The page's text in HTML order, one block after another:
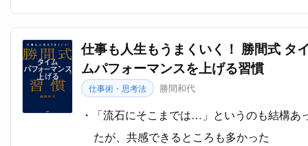
仕事も人生もうまくいく！ 勝間式 タ
ムパフォーマンスを上げる習慣
仕事術・思考法 勝間和代
「流石にそこまでは…」というのも結構あ
たが、共感できるところも多かった